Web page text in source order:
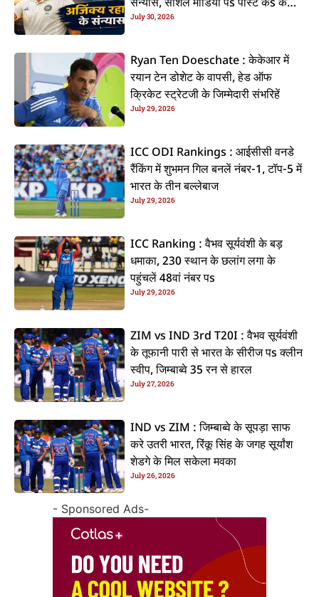
संन्यास, सोशल मीडिया पs पोस्ट कs के
कइलें एलान
July 30, 2026
Ryan Ten Doeschate : केकेआर में
रयान टेन डोशेट के वापसी, हेड ऑफ
क्रिकेट स्ट्रेटजी के जिम्मेदारी संभरिहें
July 29, 2026
ICC ODI Rankings : आईसीसी वनडे
रैंकिंग में शुभमन गिल बनलें नंबर-1, टॉप-5 में
भारत के तीन बल्लेबाज
July 29, 2026
ICC Ranking : वैभव सूर्यवंशी के बड़
धमाका, 230 स्थान के छलांग लगा के
पहुंचलें 48वां नंबर पs
July 29, 2026
ZIM vs IND 3rd T20I : वैभव सूर्यवंशी
के तूफानी पारी से भारत के सीरीज पs क्लीन
स्वीप, जिम्बाब्वे 35 रन से हारल
July 27, 2026
IND vs ZIM : जिम्बाब्वे के सूपड़ा साफ
करे उतरी भारत, रिंकू सिंह के जगह सूर्यांश
शेडगे के मिल सकेला मवका
July 26, 2026
- Sponsored Ads-